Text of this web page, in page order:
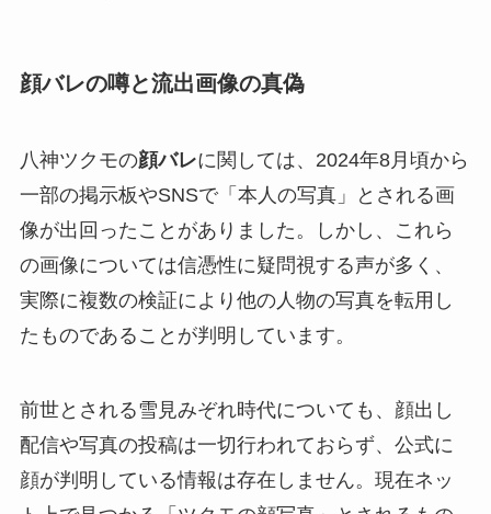
顔バレの噂と流出画像の真偽
八神ツクモの顔バレに関しては、2024年8月頃から
一部の掲示板やSNSで「本人の写真」とされる画
像が出回ったことがありました。しかし、これら
の画像については信憑性に疑問視する声が多く、
実際に複数の検証により他の人物の写真を転用し
たものであることが判明しています。
前世とされる雪見みぞれ時代についても、顔出し
配信や写真の投稿は一切行われておらず、公式に
顔が判明している情報は存在しません。現在ネッ